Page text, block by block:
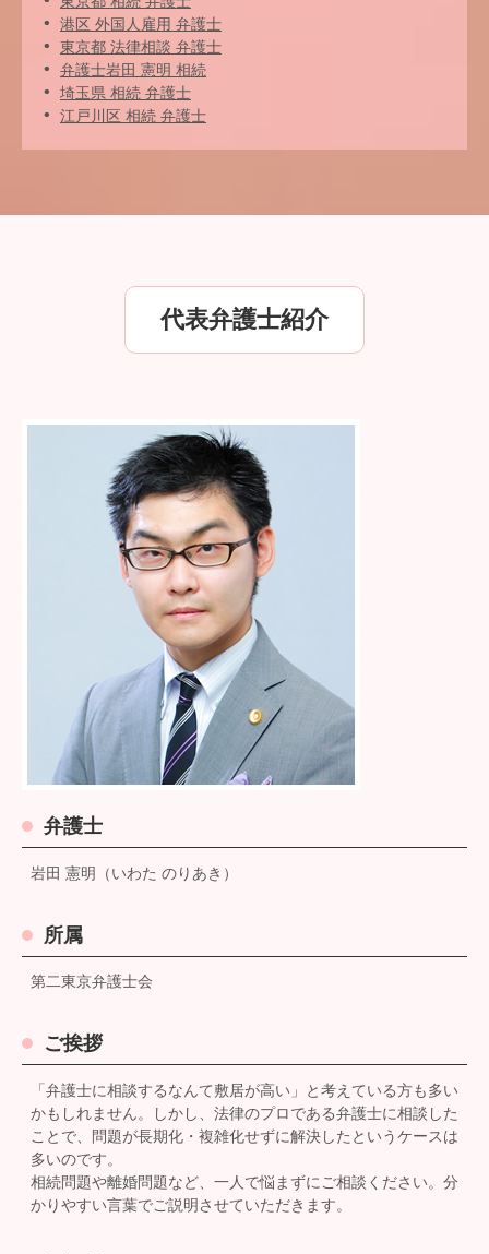
港区 外国人雇用 弁護士
東京都 法律相談 弁護士
弁護士岩田 憲明 相続
埼玉県 相続 弁護士
江戸川区 相続 弁護士
代表弁護士紹介
弁護士
岩田 憲明（いわた のりあき）
所属
第二東京弁護士会
ご挨拶
「弁護士に相談するなんて敷居が高い」と考えている方も多い
かもしれません。しかし、法律のプロである弁護士に相談した
ことで、問題が長期化・複雑化せずに解決したというケースは
多いのです。
相続問題や離婚問題など、一人で悩まずにご相談ください。分
かりやすい言葉でご説明させていただきます。